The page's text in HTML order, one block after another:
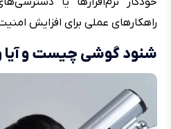
راهکارهای عملی برای افزایش
شنود گوشی چیست و